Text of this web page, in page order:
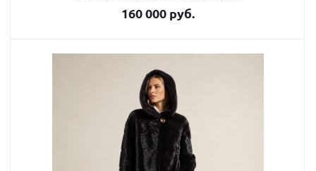
160 000 руб.